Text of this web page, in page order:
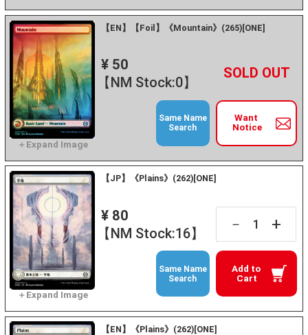
【EN】【Foil】《Mountain》(265)[ONE]
¥ 50
【NM Stock:0】
－ +
Want
Notice
Same Name
Search
【JP】《Plains》(262)[ONE]
¥ 80
【NM Stock:16】
－ +
Add to
Cart
Same Name
Search
【EN】《Plains》(262)[ONE]